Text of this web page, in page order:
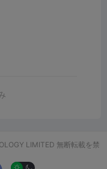
LIMITED 無断転載を禁